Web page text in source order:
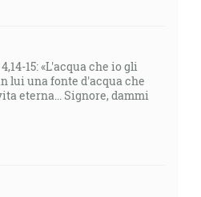
15: «L'acqua che io gli
lui una fonte d'acqua che
eterna... Signore, dammi